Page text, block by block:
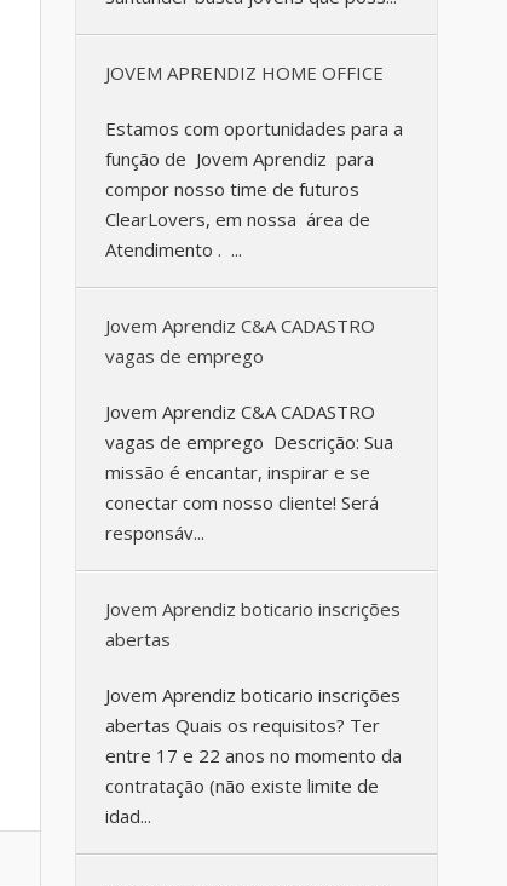
JOVEM APRENDIZ HOME OFFICE
Estamos com oportunidades para a
função de Jovem Aprendiz para
compor nosso time de futuros
ClearLovers, em nossa área de
Atendimento . ...
Jovem Aprendiz C&A CADASTRO
vagas de emprego
Jovem Aprendiz C&A CADASTRO
vagas de emprego Descrição: Sua
missão é encantar, inspirar e se
conectar com nosso cliente! Será
responsáv...
Jovem Aprendiz boticario inscrições
abertas
Jovem Aprendiz boticario inscrições
abertas Quais os requisitos? Ter
entre 17 e 22 anos no momento da
contratação (não existe limite de
idad...